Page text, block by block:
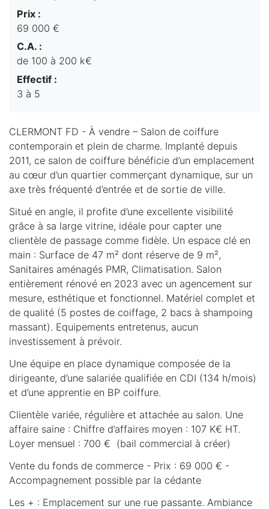
Prix :
69 000 €
C.A. :
de 100 à 200 k€
Effectif :
3 à 5
CLERMONT FD - À vendre – Salon de coiffure
contemporain et plein de charme. Implanté depuis
2011, ce salon de coiffure bénéficie d’un emplacement
au cœur d’un quartier commerçant dynamique, sur un
axe très fréquenté d’entrée et de sortie de ville.
Situé en angle, il profite d’une excellente visibilité
grâce à sa large vitrine, idéale pour capter une
clientèle de passage comme fidèle. Un espace clé en
main : Surface de 47 m² dont réserve de 9 m²,
Sanitaires aménagés PMR, Climatisation. Salon
entièrement rénové en 2023 avec un agencement sur
mesure, esthétique et fonctionnel. Matériel complet et
de qualité (5 postes de coiffage, 2 bacs à shampoing
massant). Equipements entretenus, aucun
investissement à prévoir.
Une équipe en place dynamique composée de la
dirigeante, d’une salariée qualifiée en CDI (134 h/mois)
et d’une apprentie en BP coiffure.
Clientèle variée, régulière et attachée au salon. Une
affaire saine : Chiffre d’affaires moyen : 107 K€ HT.
Loyer mensuel : 700 € (bail commercial à créer)
Vente du fonds de commerce - Prix : 69 000 € -
Accompagnement possible par la cédante
Les + : Emplacement sur une rue passante. Ambiance